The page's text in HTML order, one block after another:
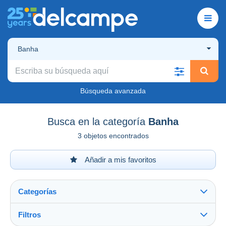
Banha
Búsqueda avanzada
Busca en la categoría Banha
3 objetos encontrados
Añadir a mis favoritos
Categorías
Filtros